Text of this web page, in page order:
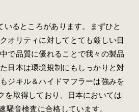
いるところがあります。まずひと
オリティに対してとても厳しい目
で品質に優れることで我々の製品
日本は環境規制にもしっかりと対
ジキル＆ハイドマフラーは強みを
を取得しており、日本においては
騒音検査に合格しています。